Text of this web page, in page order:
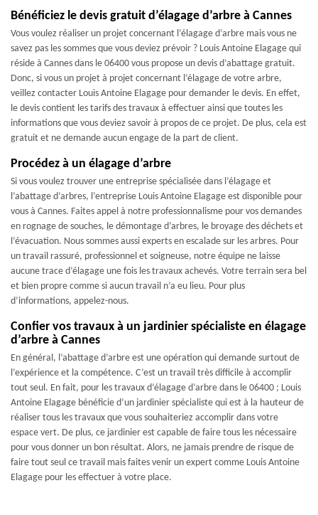
Bénéficiez le devis gratuit d’élagage d’arbre à Cannes
Vous voulez réaliser un projet concernant l’élagage d’arbre mais vous ne
savez pas les sommes que vous deviez prévoir ? Louis Antoine Elagage qui
réside à Cannes dans le 06400 vous propose un devis d’abattage gratuit.
Donc, si vous un projet à projet concernant l’élagage de votre arbre,
veillez contacter Louis Antoine Elagage pour demander le devis. En effet,
le devis contient les tarifs des travaux à effectuer ainsi que toutes les
informations que vous deviez savoir à propos de ce projet. De plus, cela est
gratuit et ne demande aucun engage de la part de client.
Procédez à un élagage d’arbre
Si vous voulez trouver une entreprise spécialisée dans l’élagage et
l’abattage d’arbres, l’entreprise Louis Antoine Elagage est disponible pour
vous à Cannes. Faites appel à notre professionnalisme pour vos demandes
en rognage de souches, le démontage d’arbres, le broyage des déchets et
l’évacuation. Nous sommes aussi experts en escalade sur les arbres. Pour
un travail rassuré, professionnel et soigneuse, notre équipe ne laisse
aucune trace d’élagage une fois les travaux achevés. Votre terrain sera bel
et bien propre comme si aucun travail n’a eu lieu. Pour plus
d’informations, appelez-nous.
Confier vos travaux à un jardinier spécialiste en élagage
d’arbre à Cannes
En général, l’abattage d’arbre est une opération qui demande surtout de
l’expérience et la compétence. C’est un travail très difficile à accomplir
tout seul. En fait, pour les travaux d’élagage d’arbre dans le 06400 ; Louis
Antoine Elagage bénéficie d’un jardinier spécialiste qui est à la hauteur de
réaliser tous les travaux que vous souhaiteriez accomplir dans votre
espace vert. De plus, ce jardinier est capable de faire tous les nécessaire
pour vous donner un bon résultat. Alors, ne jamais prendre de risque de
faire tout seul ce travail mais faites venir un expert comme Louis Antoine
Elagage pour les effectuer à votre place.